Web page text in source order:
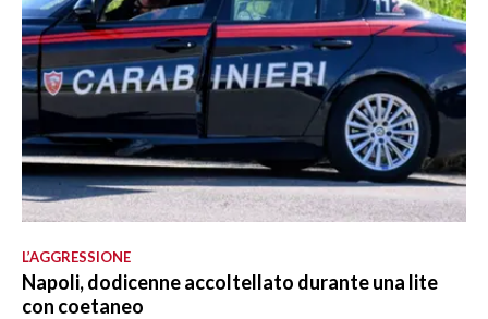
L’AGGRESSIONE
Napoli, dodicenne accoltellato durante una lite
con coetaneo